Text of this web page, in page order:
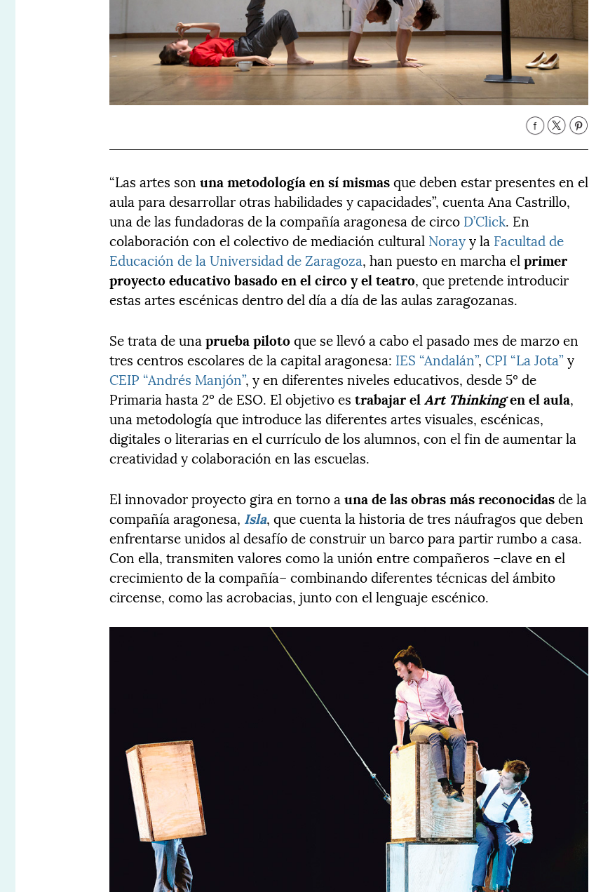
“Las artes sonuna metodología en sí mismasque deben estar presentes en el
aula para desarrollar otras habilidades y capacidades”, cuenta Ana Castrillo,
una de las fundadoras de la compañía aragonesa de circo D’Click. En
colaboración con el colectivo de mediación cultural Norayy la Facultad de
Educación de la Universidad de Zaragoza, han puesto en marcha elprimer
proyecto educativo basado en el circo y el teatro, que pretende introducir
estas artes escénicas dentro del día a día de las aulas zaragozanas.
Se trata de unaprueba pilotoque se llevó a cabo el pasado mes de marzo en
tres centros escolares de la capital aragonesa: IES “Andalán”, CPI “La Jota”y
CEIP “Andrés Manjón”, y en diferentes niveles educativos, desde 5º de
Primaria hasta 2º de ESO. El objetivo estrabajar elArt Thinkingen el aula,
una metodología que introduce las diferentes artes visuales, escénicas,
digitales o literarias en el currículo de los alumnos, con el fin de aumentar la
creatividad y colaboración en las escuelas.
El innovador proyecto gira en torno auna de las obras más reconocidasde la
compañía aragonesa, Isla, que cuenta la historia de tres náufragos que deben
enfrentarse unidos al desafío de construir un barco para partir rumbo a casa.
Con ella, transmiten valores como la unión entre compañeros –clave en el
crecimiento de la compañía– combinando diferentes técnicas del ámbito
circense, como las acrobacias, junto con el lenguaje escénico.